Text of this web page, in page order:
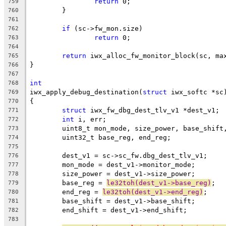
760
	}
761
762
if (sc->fw_mon.size)
763 return 0;
764
765
return iwx_alloc_fw_monitor_block(sc,
766 }
767
768
int
769 iwx_apply_debug_destination( struct iwx_softc
770 {
771 struct iwx_fw_dbg_dest_tlv_v1 *dest_v1;
772 int i, err;
773
uint8_t mon_mode, size_power,
774
	uint32_t base_reg, end_reg;
775
776
	dest_v1 = sc->sc_fw.dbg_dest_tlv_v1;
777
	mon_mode = dest_v1->monitor_mode;
778
	size_power = dest_v1->size_power;
779
	base_reg =
le32toh(dest_v1->base_reg) ;
780
	end_reg =
le32toh(dest_v1->end_reg) ;
781
	base_shift = dest_v1->base_shift;
782
	end_shift = dest_v1->end_shift;
783